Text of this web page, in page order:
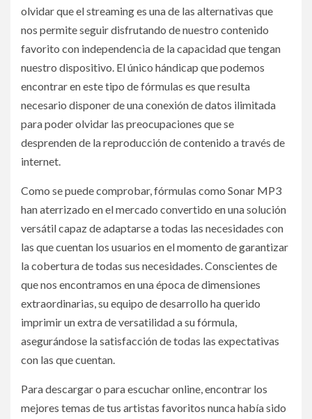
olvidar que el streaming es una de las alternativas que
nos permite seguir disfrutando de nuestro contenido
favorito con independencia de la capacidad que tengan
nuestro dispositivo. El único hándicap que podemos
encontrar en este tipo de fórmulas es que resulta
necesario disponer de una conexión de datos ilimitada
para poder olvidar las preocupaciones que se
desprenden de la reproducción de contenido a través de
internet.
Como se puede comprobar, fórmulas como Sonar MP3
han aterrizado en el mercado convertido en una solución
versátil capaz de adaptarse a todas las necesidades con
las que cuentan los usuarios en el momento de garantizar
la cobertura de todas sus necesidades. Conscientes de
que nos encontramos en una época de dimensiones
extraordinarias, su equipo de desarrollo ha querido
imprimir un extra de versatilidad a su fórmula,
asegurándose la satisfacción de todas las expectativas
con las que cuentan.
Para descargar o para escuchar online, encontrar los
mejores temas de tus artistas favoritos nunca había sido